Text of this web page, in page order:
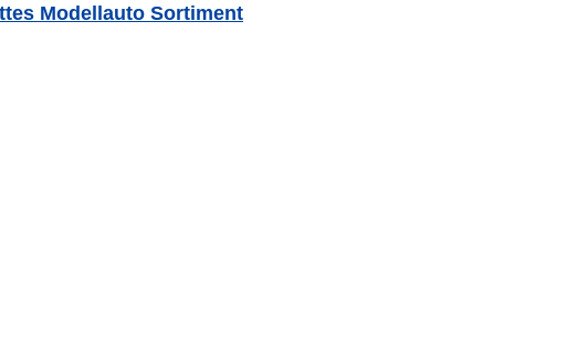
Modellauto Sortiment